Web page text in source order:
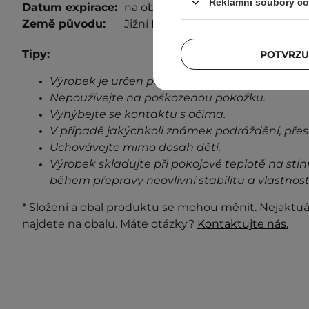
Datum expirace: na obalu
Země původu:
Jižní Korea
Tipy:
Výrobek je určen pouze pro vnější použití.
Nepoužívejte na poškozenou pokožku.
Vyhýbejte se kontaktu s očima.
V případě jakýchkoli známek podráždění,
Uchovávejte mimo dosah dětí.
Výrobek skladujte při pokojové teplotě na
během přepravy neovlivní stabilitu a
* Složení a obal produktu se mohou měnit.
najdete na obalu. Máte otázky? Kontaktujte nás.